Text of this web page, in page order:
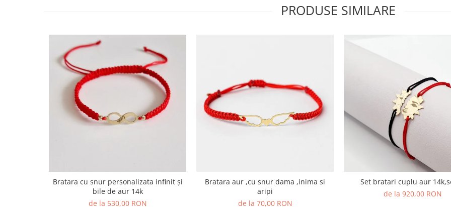
PRODUSE SIMILARE
Bratara cu snur personalizata infinit și
bile de aur 14k
de la 530,00 RON
Bratara aur ,cu snur dama ,inima si
aripi
de la 70,00 RON
Set bratari cuplu aur
de la 920,00 RON